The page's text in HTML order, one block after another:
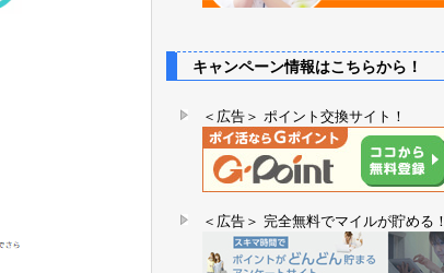
キャンペーン情報はこちらから！
＜広告＞ ポイント交換サイト！
＜広告＞ 完全無料でマイルが貯める！